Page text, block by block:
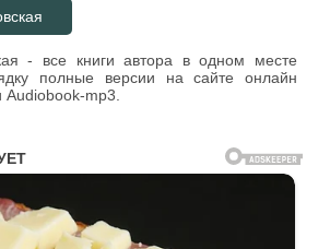
- все книги автора в одном месте
полные версии на сайте онлайн
Audiobook-mp3.